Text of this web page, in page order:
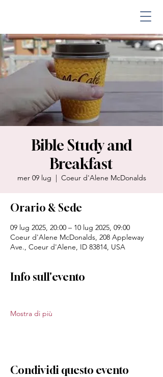
Bible Study and
Breakfast
mer 09 lug
  |
Coeur d'Alene McDonalds
Orario & Sede
09 lug 2025, 20:00 – 10 lug 2025, 09:00
Coeur d'Alene McDonalds, 208 Appleway
Ave., Coeur d'Alene, ID 83814, USA
Info sull'evento
Mostra di più
Condividi questo evento